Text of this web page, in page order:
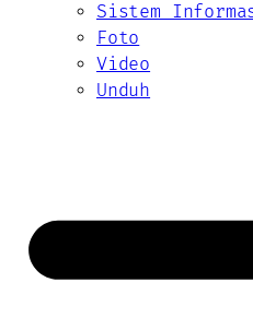
Sistem
Foto
Video
Unduh